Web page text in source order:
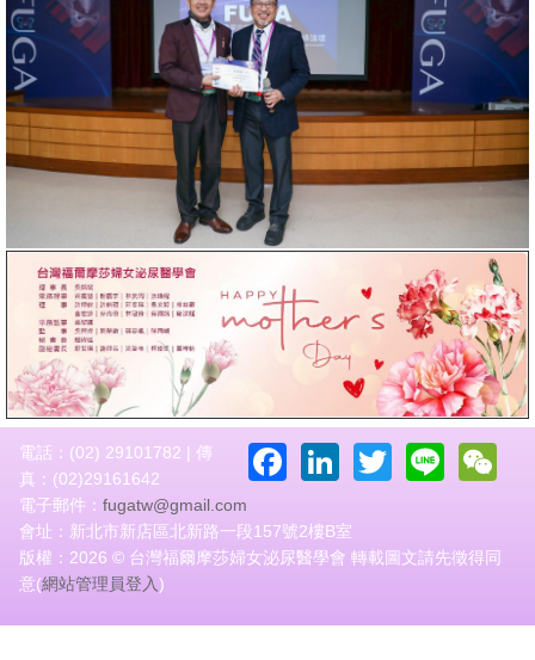
Facebook
LinkedIn
Twitter
Line
電話：(02) 29101782 | 傳
真：(02)29161642
電子郵件： fugatw@gmail.com
會址：新北市新店區北新路一段157號2樓B室
版權：2026 © 台灣福爾摩莎婦女泌尿醫學會 轉載圖文請先徵得同
意(網站管理員登入)